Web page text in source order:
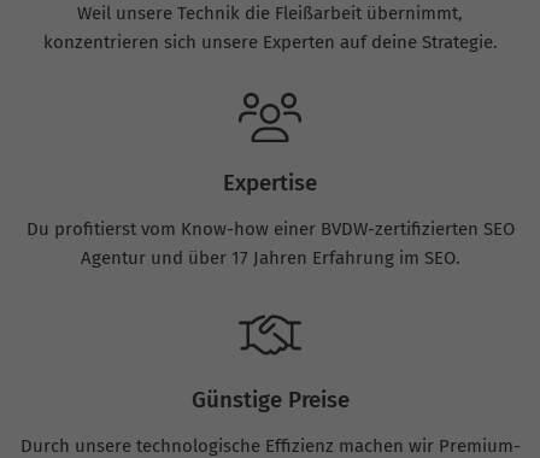
Weil unsere Technik die Fleißarbeit übernimmt,
konzentrieren sich unsere Experten auf deine Strategie.
Expertise
Du profitierst vom Know-how einer BVDW-zertifizierten SEO
Agentur und über 17 Jahren Erfahrung im SEO.
Günstige Preise
Durch unsere technologische Effizienz machen wir Premium-